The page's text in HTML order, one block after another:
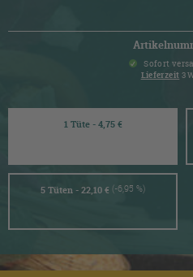
Sofort
Lieferzeit 3
1 Tüte - 4,75 €
5 Tüten - 22,10 € (-6,95 %)